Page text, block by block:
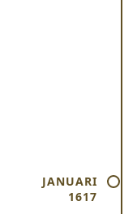
JANUARI
1617